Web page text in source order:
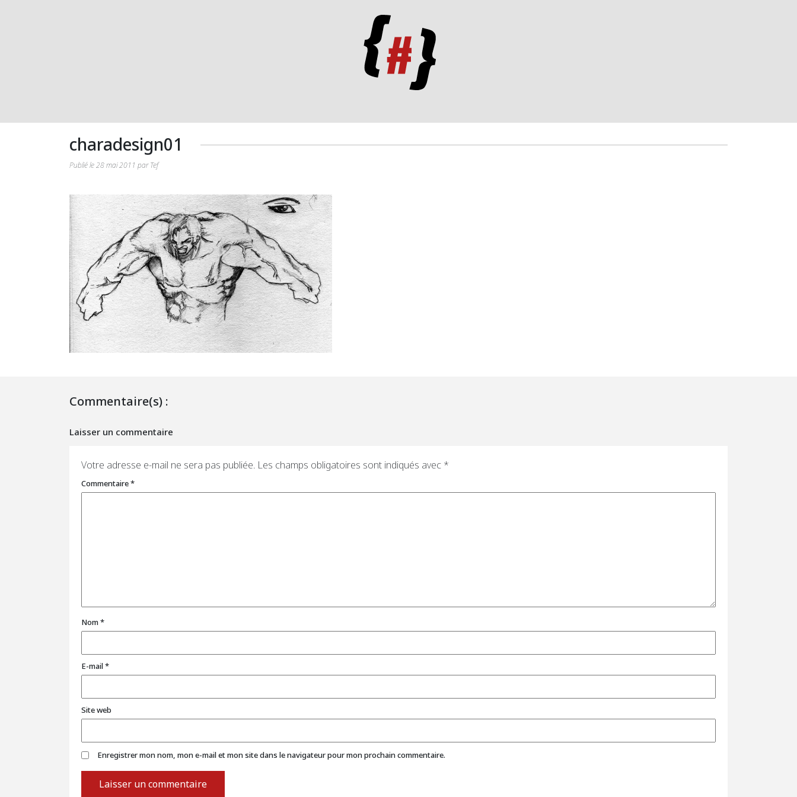
charadesign01
Publié le 28 mai 2011 par Tef
Commentaire(s) :
Laisser un commentaire
Votre adresse e-mail ne sera pas publiée. Les champs obligatoires sont indiqués avec *
Commentaire*
Nom*
E-mail*
Site web
Enregistrer mon nom, mon e-mail et mon site dans le navigateur pour mon prochain commentaire.